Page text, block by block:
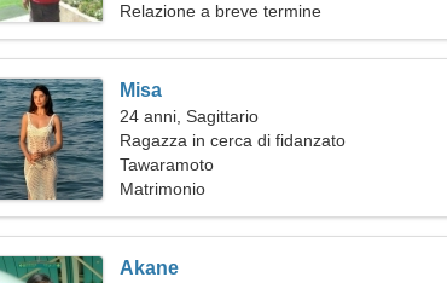
Relazione a breve termine
Misa
24 anni, Sagittario
Ragazza in cerca di fidanzato
Tawaramoto
Matrimonio
Akane